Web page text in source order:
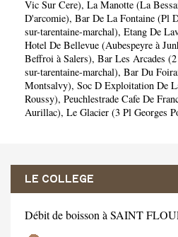
Vic Sur Cere), La Manotte (La
D'arcomie), Bar De La Fontaine (Pl
sur-tarentaine-marchal), Etang De
Hotel De Bellevue (Aubespeyre à
Beffroi à Salers), Bar Les Arcades
sur-tarentaine-marchal), Bar Du
Montsalvy), Soc D Exploitation De
Roussy), Peuchlestrade Cafe De
Aurillac), Le Glacier (3 Pl Georges
LE COLLEGE
Débit de boisson à SAINT